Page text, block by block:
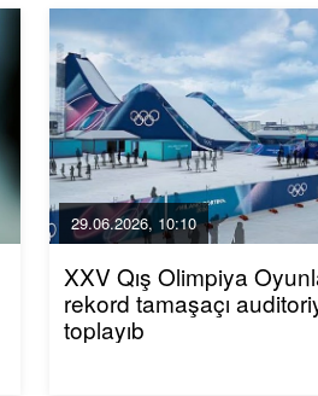
29.06.2026, 10:10
XXV Qış Olimpiya
rekord tamaşaçı
toplayıb